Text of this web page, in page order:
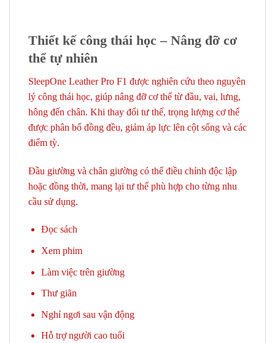
Thiết kế công thái học – Nâng đỡ cơ
thể tự nhiên
SleepOne Leather Pro F1 được nghiên cứu theo nguyên
lý công thái học, giúp nâng đỡ cơ thể từ đầu, vai, lưng,
hông đến chân. Khi thay đổi tư thế, trọng lượng cơ thể
được phân bổ đồng đều, giảm áp lực lên cột sống và các
điểm tỳ.
Đầu giường và chân giường có thể điều chỉnh độc lập
hoặc đồng thời, mang lại tư thế phù hợp cho từng nhu
cầu sử dụng.
Đọc sách
Xem phim
Làm việc trên giường
Thư giãn
Nghỉ ngơi sau vận động
Hỗ trợ người cao tuổi